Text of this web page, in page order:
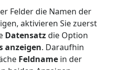
Felder die Namen der
aktivieren Sie zuerst
Datensatzdie Option
anzeigen. Daraufhin
Feldname in der